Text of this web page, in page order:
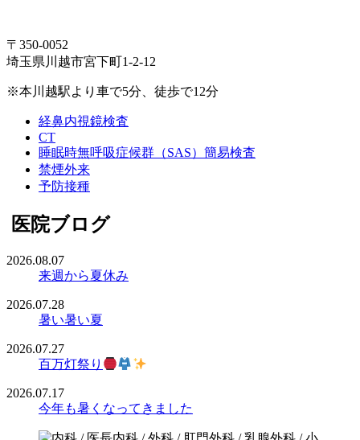
〒350-0052
埼玉県川越市宮下町1-2-12
※本川越駅より車で5分、徒歩で12分
経鼻内視鏡検査
CT
睡眠時無呼吸症候群（SAS）簡易検査
禁煙外来
予防接種
医院ブログ
2026.08.07
来週から夏休み
2026.07.28
暑い暑い夏
2026.07.27
百万灯祭り
2026.07.17
今年も暑くなってきました